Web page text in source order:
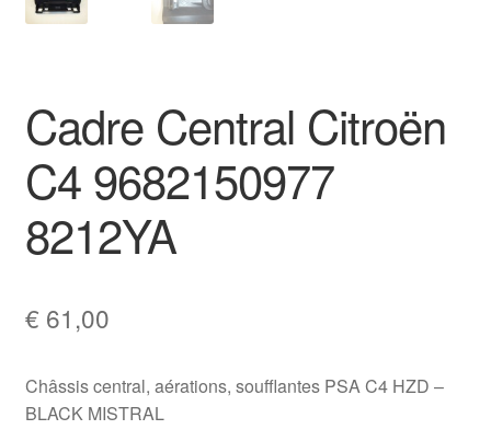
Procédure de Réclamation
Cadre Central Citroën
C4 9682150977
8212YA
€ 61,00
Châssis central, aérations, soufflantes PSA C4 HZD –
BLACK MISTRAL